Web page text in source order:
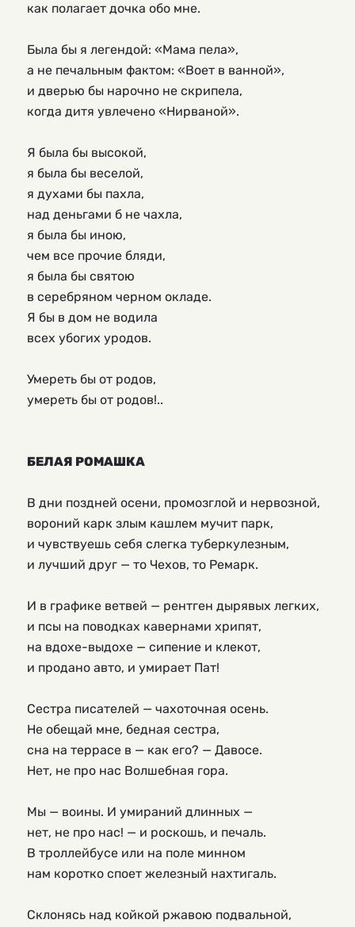
как полагает дочка обо мне.
Была бы я легендой: «Мама пела»,
а не печальным фактом: «Воет в ванной»,
и дверью бы нарочно не скрипела,
когда дитя увлечено «Нирваной».
Я была бы высокой,
я была бы веселой,
я духами бы пахла,
над деньгами б не чахла,
я была бы иною,
чем все прочие бляди,
я была бы святою
в серебряном черном окладе.
Я бы в дом не водила
всех убогих уродов.
Умереть бы от родов,
умереть бы от родов!..
БЕЛАЯ РОМАШКА
В дни поздней осени, промозглой и нервозной,
вороний карк злым кашлем мучит парк,
и чувствуешь себя слегка туберкулезным,
и лучший друг — то Чехов, то Ремарк.
И в графике ветвей — рентген дырявых легких,
и псы на поводках кавернами хрипят,
на вдохе-выдохе — сипение и клекот,
и продано авто, и умирает Пат!
Сестра писателей — чахоточная осень.
Не обещай мне, бедная сестра,
сна на террасе в — как его? — Давосе.
Нет, не про нас Волшебная гора.
Мы — воины. И умираний длинных —
нет, не про нас! — и роскошь, и печаль.
В троллейбусе или на поле минном
нам коротко споет железный нахтигаль.
Склонясь над койкой ржавою подвальной,